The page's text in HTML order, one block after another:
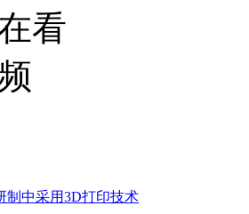
看
制中采用3D打印技术